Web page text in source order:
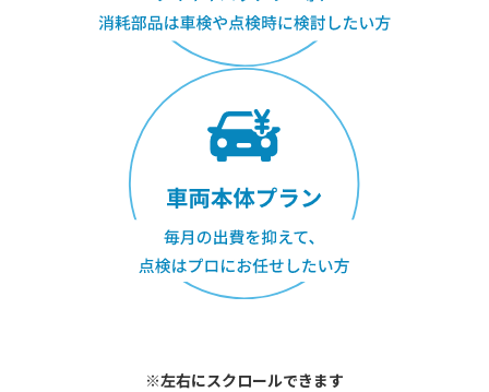
※左右にスクロールできます